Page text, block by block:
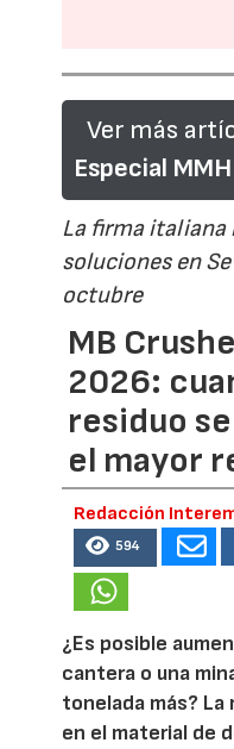
Ver más
Especial
La firma italiana
soluciones en
octubre
MB
2026:
residuo
el mayor
Redacción
594
¿Es posible
cantera o una
tonelada más?
en el material de